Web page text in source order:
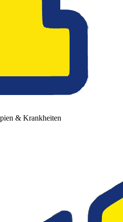
& Krankheiten